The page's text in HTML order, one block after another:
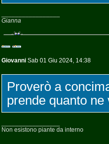
Gianna
Giovanni Sab 01 Giu 2024, 14:38
Proverò a
prende quanto ne
Non esistono piante da interno